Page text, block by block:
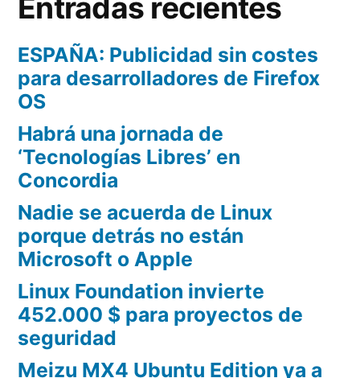
Entradas recientes
ESPAÑA: Publicidad sin costes
para desarrolladores de Firefox
OS
Habrá una jornada de
‘Tecnologías Libres’ en
Concordia
Nadie se acuerda de Linux
porque detrás no están
Microsoft o Apple
Linux Foundation invierte
452.000 $ para proyectos de
seguridad
Meizu MX4 Ubuntu Edition ya a